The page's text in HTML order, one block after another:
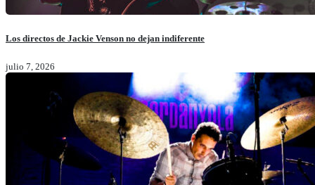
Los directos de Jackie Venson no dejan indiferente
julio 7, 2026